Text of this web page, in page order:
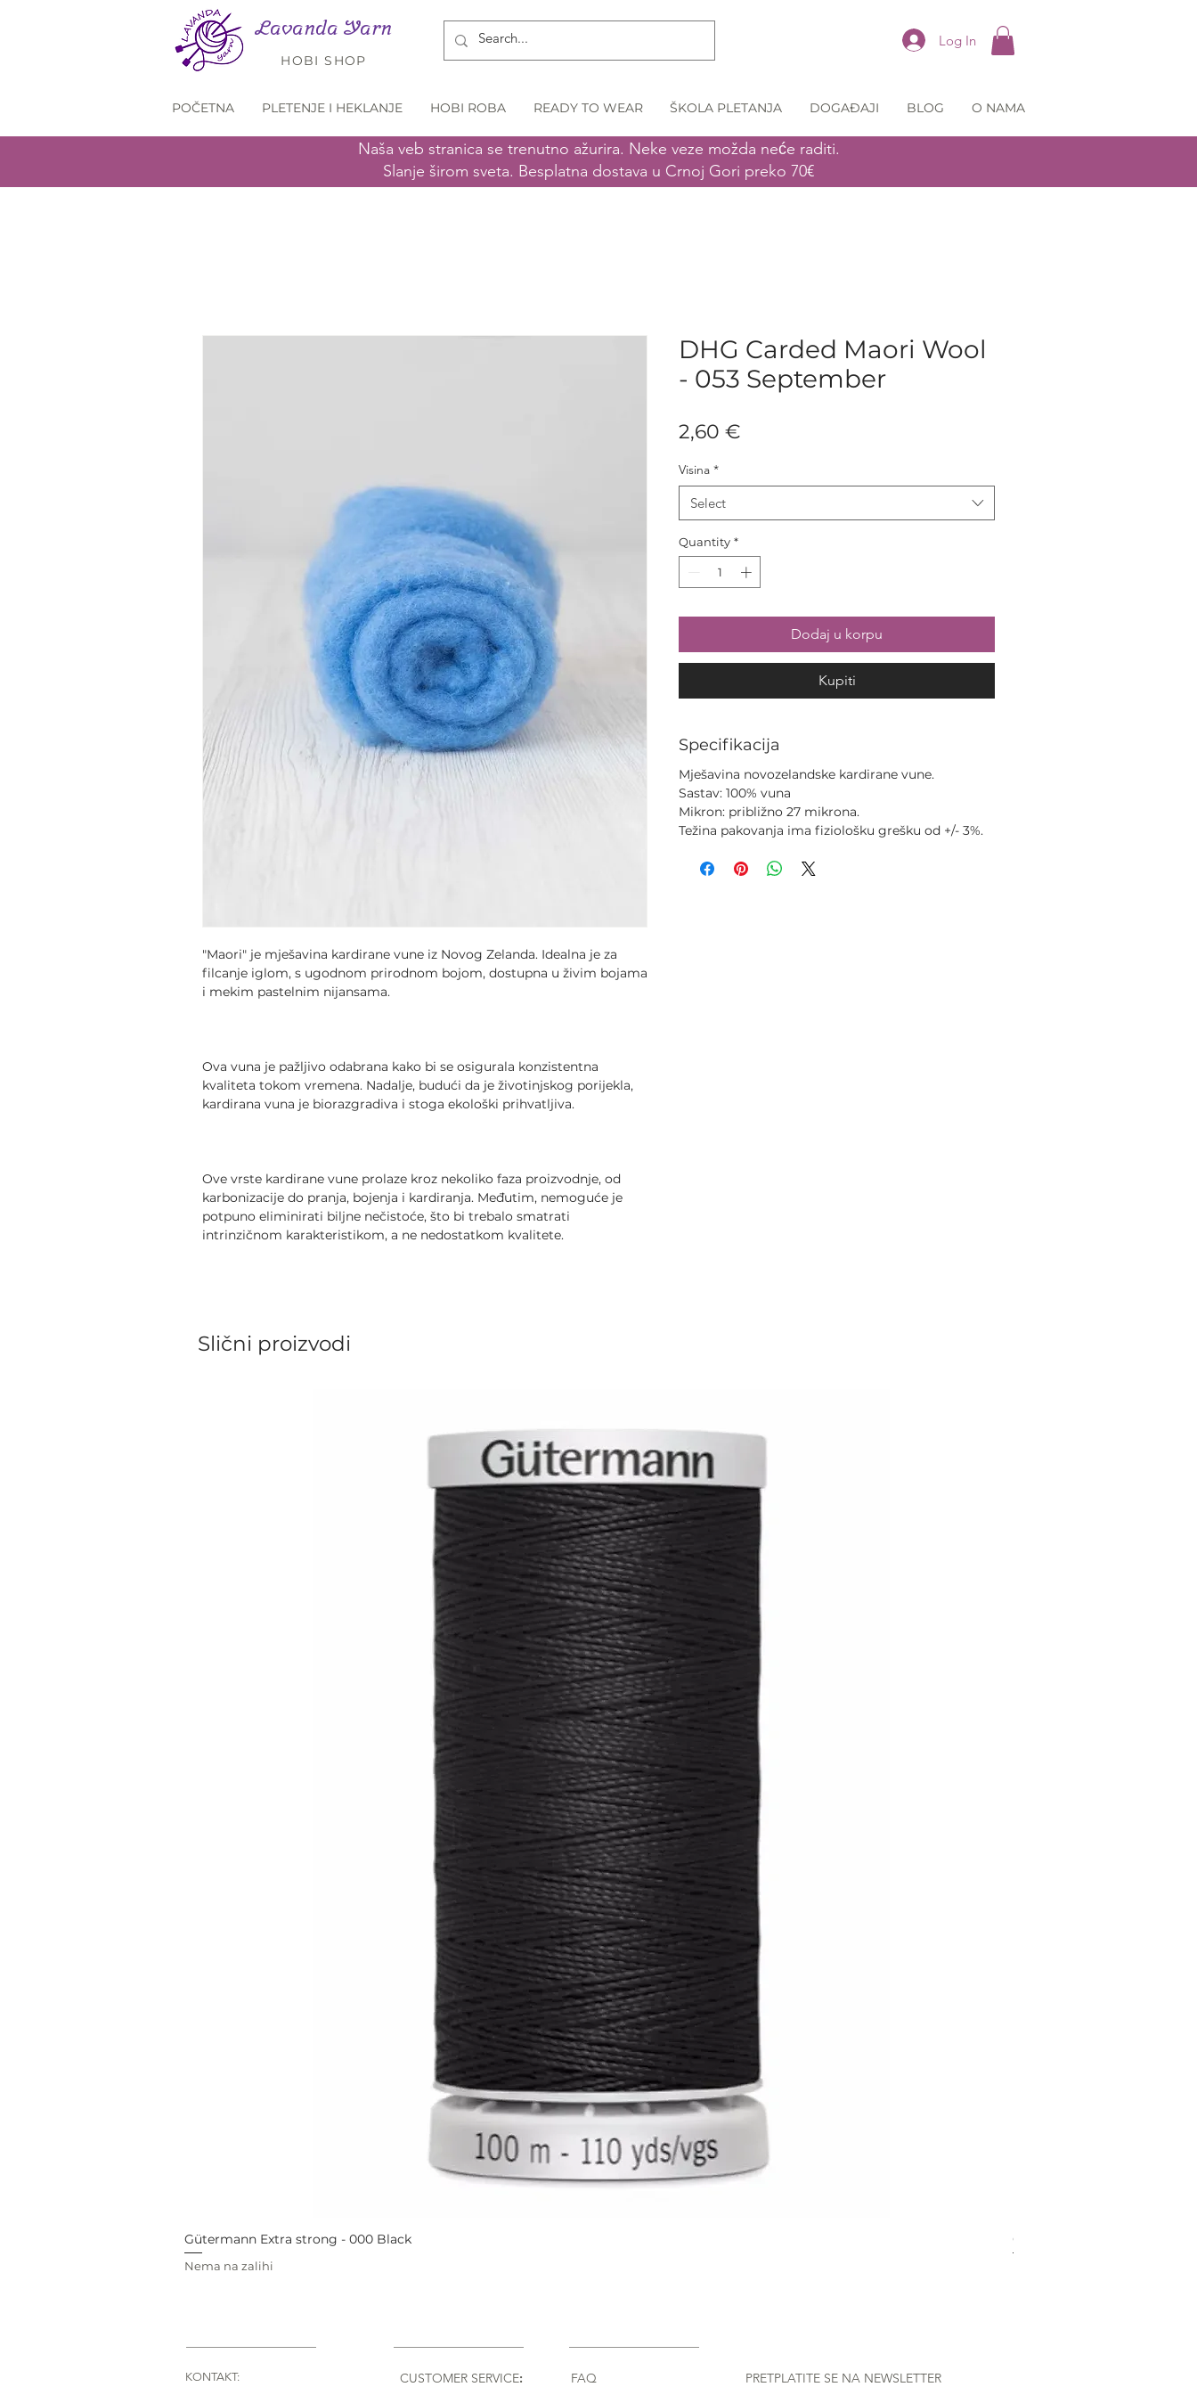
Lavanda Yarn
HOBI SHOP
Log In
POČETNA PLETENJE I HEKLANJE HOBI ROBA READY TO WEAR ŠKOLA PLETANJA DOGAĐAJI BLOG O NAMA
Naša veb stranica se trenutno ažurira. Neke veze možda neće raditi.
Slanje širom sveta. Besplatna dostava u Crnoj Gori preko 70€
"Maori" je mješavina kardirane vune iz Novog Zelanda. Idealna je za
filcanje iglom, s ugodnom prirodnom bojom, dostupna u živim bojama
i mekim pastelnim nijansama.
Ova vuna je pažljivo odabrana kako bi se osigurala konzistentna
kvaliteta tokom vremena. Nadalje, budući da je životinjskog porijekla,
kardirana vuna je biorazgradiva i stoga ekološki prihvatljiva.
Ove vrste kardirane vune prolaze kroz nekoliko faza proizvodnje, od
karbonizacije do pranja, bojenja i kardiranja. Međutim, nemoguće je
potpuno eliminirati biljne nečistoće, što bi trebalo smatrati
intrinzičnom karakteristikom, a ne nedostatkom kvalitete.
DHG Carded Maori Wool
- 053 September
2,60 €
Visina *
Select
Quantity *
Dodaj u korpu
Kupiti
Specifikacija
Mješavina novozelandske kardirane vune.
Sastav: 100% vuna
Mikron: približno 27 mikrona.
Težina pakovanja ima fiziološku grešku od +/- 3%.
Slični proizvodi
Gütermann Extra strong - 000 Black
Nema na zalihi
Gütermann Extra strong -
KONTAKT:
CUSTOMER SERVICE:
FAQ
PRETPLATITE SE NA NEWSLETTER